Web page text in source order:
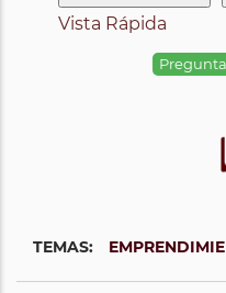
Vista Rápida
TEMAS: